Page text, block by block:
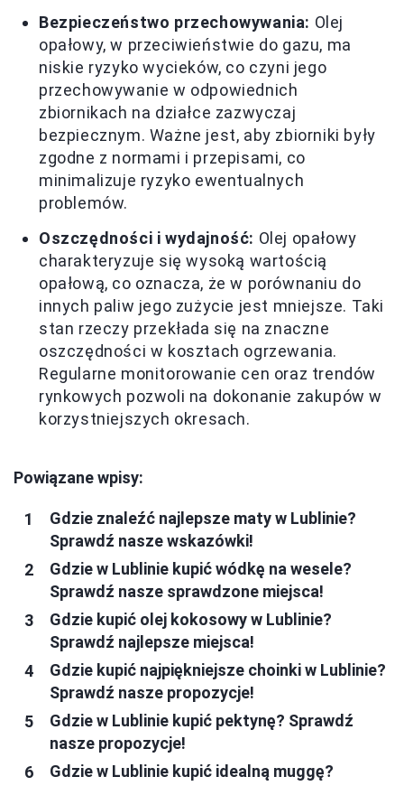
Bezpieczeństwo przechowywania: Olej
opałowy, w przeciwieństwie do gazu, ma
niskie ryzyko wycieków, co czyni jego
przechowywanie w odpowiednich
zbiornikach na działce zazwyczaj
bezpiecznym. Ważne jest, aby zbiorniki były
zgodne z normami i przepisami, co
minimalizuje ryzyko ewentualnych
problemów.
Oszczędności i wydajność: Olej opałowy
charakteryzuje się wysoką wartością
opałową, co oznacza, że w porównaniu do
innych paliw jego zużycie jest mniejsze. Taki
stan rzeczy przekłada się na znaczne
oszczędności w kosztach ogrzewania.
Regularne monitorowanie cen oraz trendów
rynkowych pozwoli na dokonanie zakupów w
korzystniejszych okresach.
Powiązane wpisy:
Gdzie znaleźć najlepsze maty w Lublinie?
Sprawdź nasze wskazówki!
Gdzie w Lublinie kupić wódkę na wesele?
Sprawdź nasze sprawdzone miejsca!
Gdzie kupić olej kokosowy w Lublinie?
Sprawdź najlepsze miejsca!
Gdzie kupić najpiękniejsze choinki w Lublinie?
Sprawdź nasze propozycje!
Gdzie w Lublinie kupić pektynę? Sprawdź
nasze propozycje!
Gdzie w Lublinie kupić idealną muggę?